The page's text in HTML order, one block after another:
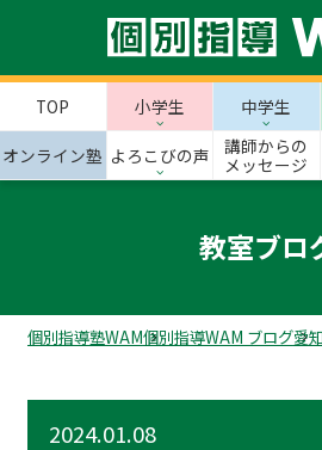
TOP 小学生 中学生
オンライン塾 よろこびの声
講師からの
メッセージ
教室ブロ
個別指導塾WAM個別指導WAM ブログ愛
2024.01.08